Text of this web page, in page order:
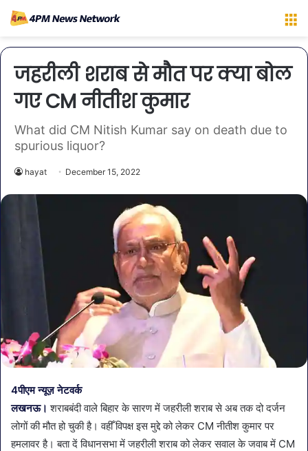
जहरीली शराब से मौत पर क्या बोल
गए CM नीतीश कुमार
What did CM Nitish Kumar say on death due to
spurious liquor?
hayat December 15, 2022
4पीएम न्यूज़ नेटवर्क
लखनऊ।शराबबंदी वाले बिहार के सारण में जहरीली शराब से अब तक दो दर्जन
लोगों की मौत हो चुकी है। वहीँ विपक्ष इस मुद्दे को लेकर CM नीतीश कुमार पर
हमलावर है। बता दें विधानसभा में जहरीली शराब को लेकर सवाल के जवाब में CM